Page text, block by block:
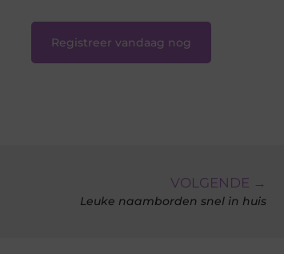
Registreer vandaag nog
VOLGENDE →
Leuke naamborden snel in huis